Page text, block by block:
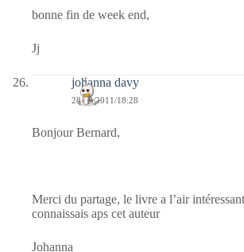
bonne fin de week end,
Jj
johanna davy
28/08/2011/18:28
Bonjour Bernard,
Merci du partage, le livre a l’air
connaissais aps cet auteur
Johanna